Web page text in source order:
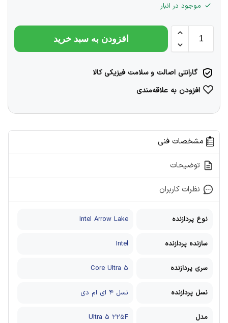
موجود در انبار
افزودن به سبد خرید
گارانتی اصالت و سلامت فیزیکی کالا
افزودن به علاقه‌مندی
مشخصات فنی
توضیحات
نظرات کاربران
نوع پردازنده Intel Arrow Lake
سازنده پردازنده Intel
سری پردازنده Core Ultra ۵
نسل پردازنده نسل ۴ ای ام دی
مدل Ultra ۵ ۲۲۵F